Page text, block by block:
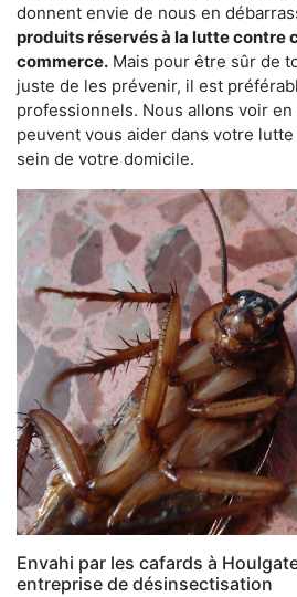
donnent envie de nous en
produits réservés à la lutte contre
commerce. Mais pour être sûr de
juste de les prévenir, il est
professionnels. Nous allons voir
peuvent vous aider dans votre
sein de votre domicile.
Envahi par les cafards à
entreprise de désinsectisation